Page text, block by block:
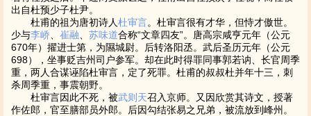
出自杜预少子杜尹。
杜甫的祖为唐初诗人杜审言。杜审言很有才华，但恃才傲世。
少与李峤 崔融 苏味道合称“文章四友”。唐高宗咸亨元年（公元
670年）擢进士第，为隰城尉。后转洛阳丞。武后圣历元年（公元
698），坐事贬吉州司户参军。却在此时得罪同事郭若讷、长官周季
重，两人合谋诬陷杜审言，定了死罪。杜甫的叔叔杜并年十三，刺
杀周季重，事震朝野。
杜审言因此不死，被武则天召入京师。又因欣赏其诗文，授著
作佐郎，官至膳部员外郎。后因勾结张易之兄弟，被流放到峰州。